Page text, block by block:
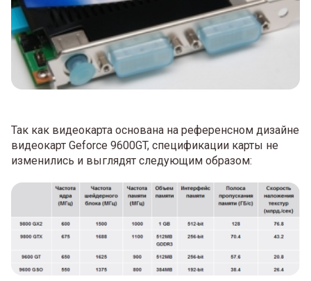
Так как видеокарта основана на референсном дизайне
видеокарт Geforce 9600GT, спецификации карты не
изменились и выглядят следующим образом: